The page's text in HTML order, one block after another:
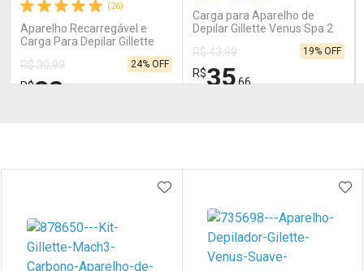
(26)
Aparelho Recarregável e
Carga Para Depilar Gillette
Vênus Pele Sensível 1
Unidade
R$ 30,99
R$23
24% OFF
Carga para Aparelho de
Depilar Gillette Venus Spa 2
R$ 43,99
R$35,66
19% OFF
ADICIONAR AOS FAVORITOS